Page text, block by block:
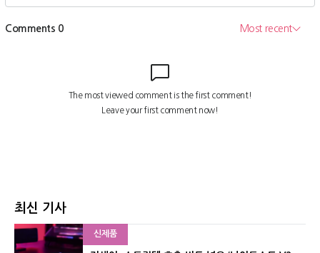
최신 기사
신제품